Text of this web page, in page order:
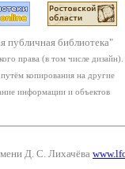
публичная библиотека"
права (в том числе дизайн).
копирования на другие
информации и объектов
Д. С. Лихачёва